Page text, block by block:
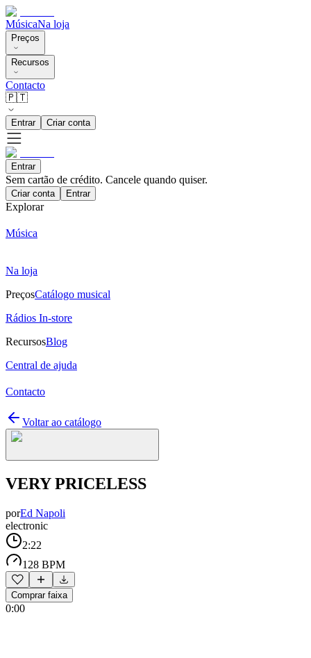
MúsicaNa loja
Preços
Recursos
Contacto
🇵🇹
Entrar Criar conta
Entrar
Sem cartão de crédito. Cancele quando quiser.
Criar conta Entrar
Explorar
Música
Na loja
PreçosCatálogo musical
Rádios In-store
RecursosBlog
Central de ajuda
Contacto
Voltar ao catálogo
VERY PRICELESS
porEd Napoli
electronic
2:22
128 BPM
Comprar faixa
0:00